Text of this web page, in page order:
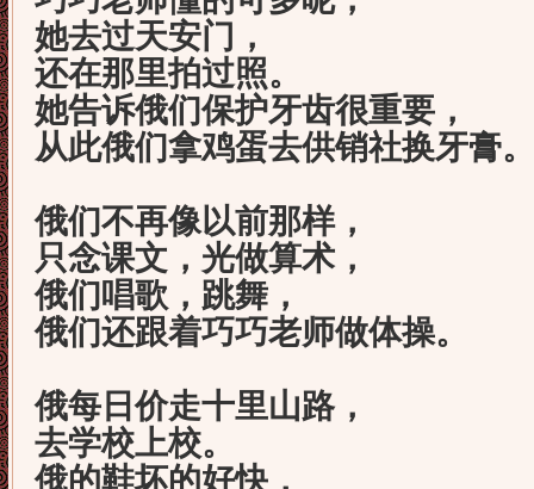
她去过天安门，
还在那里拍过照。
她告诉俄们保护牙齿很重要，
从此俄们拿鸡蛋去供销社换牙膏。
俄们不再像以前那样，
只念课文，光做算术，
俄们唱歌，跳舞，
俄们还跟着巧巧老师做体操。
俄每日价走十里山路，
去学校上校。
俄的鞋坏的好快，